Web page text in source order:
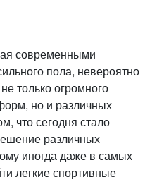
современными
пола, невероятно
только огромного
но и различных
что сегодня стало
различных
иногда даже в самых
легкие спортивные